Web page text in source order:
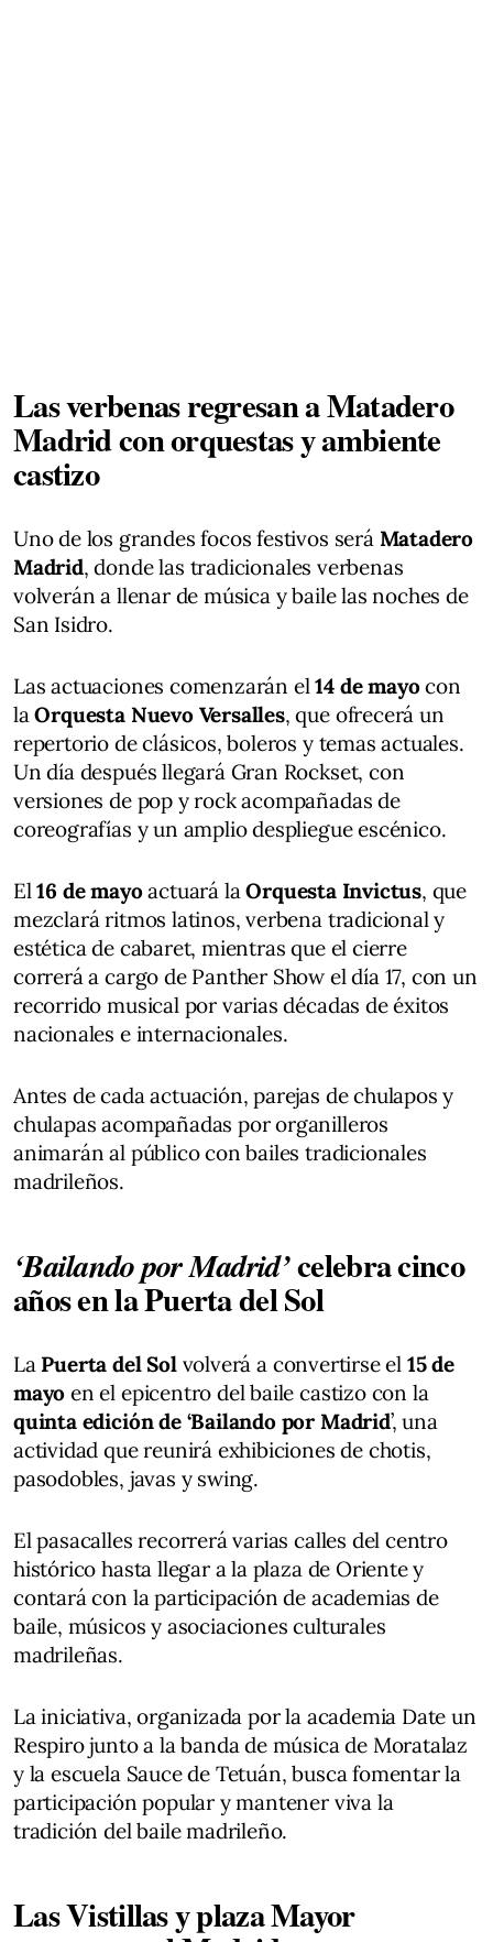
Las verbenas regresan a Matadero
Madrid con orquestas y ambiente
castizo
Uno de los grandes focos festivos será Matadero
Madrid, donde las tradicionales verbenas
volverán a llenar de música y baile las noches de
San Isidro.
Las actuaciones comenzarán el14 de mayocon
laOrquesta Nuevo Versalles, que ofrecerá un
repertorio de clásicos, boleros y temas actuales.
Un día después llegará Gran Rockset, con
versiones de pop y rock acompañadas de
coreografías y un amplio despliegue escénico.
El16 de mayoactuará laOrquesta Invictus, que
mezclará ritmos latinos, verbena tradicional y
estética de cabaret, mientras que el cierre
correrá a cargo de Panther Show el día 17, con un
recorrido musical por varias décadas de éxitos
nacionales e internacionales.
Antes de cada actuación, parejas de chulapos y
chulapas acompañadas por organilleros
animarán al público con bailes tradicionales
madrileños.
‘Bailando por Madrid’celebra cinco
años en la Puerta del Sol
LaPuerta del Sol volverá a convertirse el 15 de
mayo en el epicentro del baile castizo con la
quinta edición de ‘Bailando por Madrid’, una
actividad que reunirá exhibiciones de chotis,
pasodobles, javas y swing.
El pasacalles recorrerá varias calles del centro
histórico hasta llegar a la plaza de Oriente y
contará con la participación de academias de
baile, músicos y asociaciones culturales
madrileñas.
La iniciativa, organizada por la academia Date un
Respiro junto a la banda de música de Moratalaz
y la escuela Sauce de Tetuán, busca fomentar la
participación popular y mantener viva la
tradición del baile madrileño.
Las Vistillas y plaza Mayor